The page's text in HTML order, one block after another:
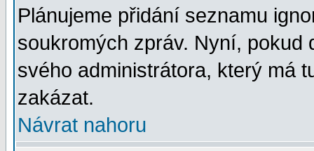
Plánujeme přidání seznamu
soukromých zpráv. Nyní, pokud
svého administrátora, který má
zakázat.
Návrat nahoru